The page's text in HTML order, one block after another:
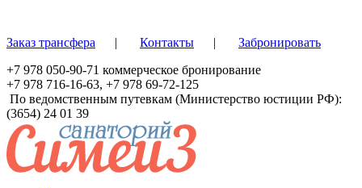
Заказ трансфера | Контакты |
Забронировать
+7 978 050-90-71 коммерческое бронирование
+7 978 716-16-63, +7 978 69-72-125
По ведомственным путевкам (Министерство юстиции РФ):
(3654) 24 01 39